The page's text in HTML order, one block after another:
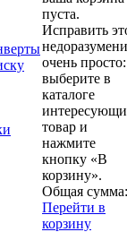
пуста.
Исправить
очень просто:
выберите в
каталоге
товар и
нажмите
кнопку «В
корзину».
Общая сумма:
Перейти в
корзину